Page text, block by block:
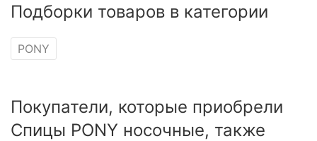
Подборки товаров в категории
PONY
Покупатели, которые приобрели
Спицы PONY носочные, также